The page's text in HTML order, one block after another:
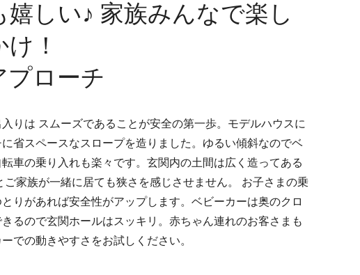
嬉しい♪ 家族みんなで楽し
！
プローチ
りは スムーズであることが安全の第一歩。モデルハウスに
省スペースなスロープを造りました。ゆるい傾斜なのでベ
車の乗り入れも楽々です。玄関内の土間は広く造ってある
ご家族が一緒に居ても狭さを感じさせません。 お子さまの乗
りがあれば安全性がアップします。ベビーカーは奥のクロ
るので玄関ホールはスッキリ。赤ちゃん連れのお客さまも
での動きやすさをお試しください。